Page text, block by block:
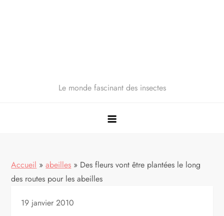
Le monde fascinant des insectes
Accueil » abeilles » Des fleurs vont être plantées le long
des routes pour les abeilles
19 janvier 2010